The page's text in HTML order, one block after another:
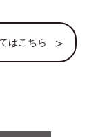
はこちら